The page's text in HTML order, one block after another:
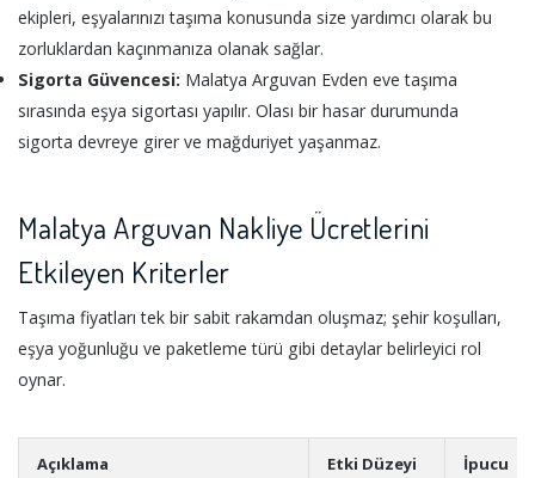
ekipleri, eşyalarınızı taşıma konusunda size yardımcı olarak bu
zorluklardan kaçınmanıza olanak sağlar.
Sigorta Güvencesi: Malatya Arguvan Evden eve taşıma
sırasında eşya sigortası yapılır. Olası bir hasar durumunda
sigorta devreye girer ve mağduriyet yaşanmaz.
Malatya Arguvan Nakliye Ücretlerini
Etkileyen Kriterler
Taşıma fiyatları tek bir sabit rakamdan oluşmaz; şehir koşulları,
eşya yoğunluğu ve paketleme türü gibi detaylar belirleyici rol
oynar.
Açıklama Etki Düzeyi İpucu